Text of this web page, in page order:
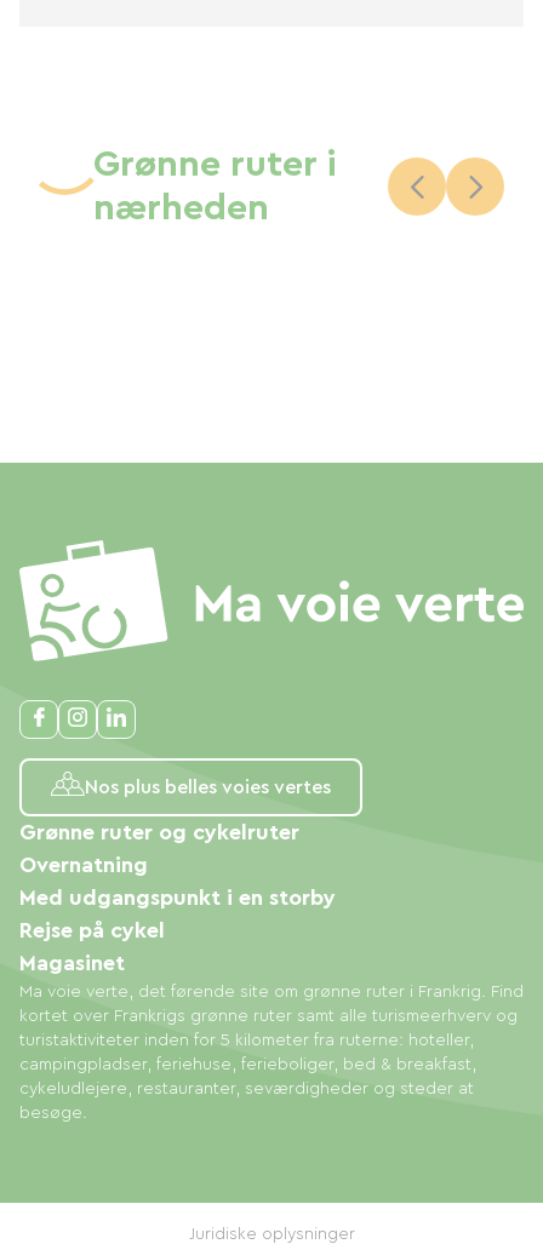
Grønne ruter i
nærheden
Nos plus belles voies vertes
Ma voie verte, det førende site om grønne ruter i Frankrig. Find
kortet over Frankrigs grønne ruter samt alle turismeerhverv og
turistaktiviteter inden for 5 kilometer fra ruterne: hoteller,
campingpladser, feriehuse, ferieboliger, bed & breakfast,
cykeludlejere, restauranter, seværdigheder og steder at
besøge.
Grønne ruter og cykelruter
Overnatning
Med udgangspunkt i en storby
Rejse på cykel
Magasinet
Juridiske oplysninger